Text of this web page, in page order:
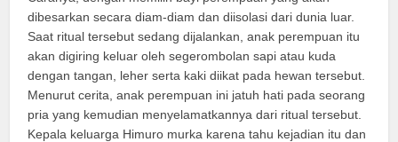
dibesarkan secara diam-diam dan diisolasi dari dunia luar.
Saat ritual tersebut sedang dijalankan, anak perempuan itu
akan digiring keluar oleh segerombolan sapi atau kuda
dengan tangan, leher serta kaki diikat pada hewan tersebut.
Menurut cerita, anak perempuan ini jatuh hati pada seorang
pria yang kemudian menyelamatkannya dari ritual tersebut.
Kepala keluarga Himuro murka karena tahu kejadian itu dan